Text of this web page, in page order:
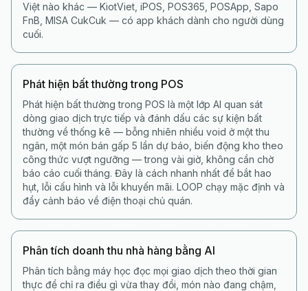
Việt nào khác — KiotViet, iPOS, POS365, POSApp, Sapo
FnB, MISA CukCuk — có app khách dành cho người dùng
cuối.
Phát hiện bất thường trong POS
Phát hiện bất thường trong POS là một lớp AI quan sát
dòng giao dịch trực tiếp và đánh dấu các sự kiện bất
thường về thống kê — bỗng nhiên nhiều void ở một thu
ngân, một món bán gấp 5 lần dự báo, biến động kho theo
công thức vượt ngưỡng — trong vài giờ, không cần chờ
báo cáo cuối tháng. Đây là cách nhanh nhất để bắt hao
hụt, lỗi cấu hình và lỗi khuyến mãi. LOOP chạy mặc định và
đẩy cảnh báo về điện thoại chủ quán.
Phân tích doanh thu nhà hàng bằng AI
Phân tích bằng máy học đọc mọi giao dịch theo thời gian
thực để chỉ ra điều gì vừa thay đổi, món nào đang chậm,